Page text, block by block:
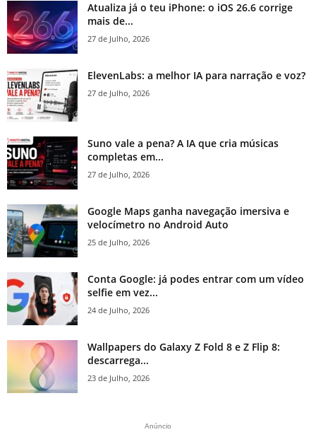
Atualiza já o teu iPhone: o iOS 26.6 corrige
mais de...
27 de Julho, 2026
ElevenLabs: a melhor IA para narração e voz?
27 de Julho, 2026
Suno vale a pena? A IA que cria músicas
completas em...
27 de Julho, 2026
Google Maps ganha navegação imersiva e
velocímetro no Android Auto
25 de Julho, 2026
Conta Google: já podes entrar com um vídeo
selfie em vez...
24 de Julho, 2026
Wallpapers do Galaxy Z Fold 8 e Z Flip 8:
descarrega...
23 de Julho, 2026
Anúncio